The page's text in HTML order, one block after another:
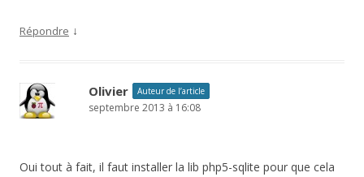
Répondre ↓
Olivier Auteur de l’article
septembre 2013 à 16:08
Oui tout à fait, il faut installer la lib php5-sqlite pour que cela